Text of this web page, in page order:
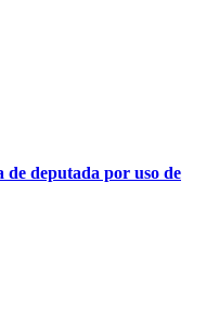
de deputada por uso de